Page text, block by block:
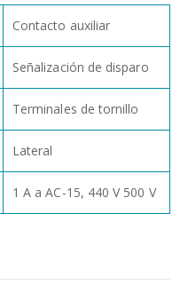
Contacto auxiliar
Señalización de disparo
Terminales de tornillo
Lateral
1 A a AC-15, 440 V 500 V